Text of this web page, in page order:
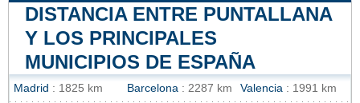
DISTANCIA ENTRE PUNTALLANA
Y LOS PRINCIPALES
MUNICIPIOS DE ESPAÑA
Madrid : 1825 km Barcelona : 2287 km Valencia : 1991 km